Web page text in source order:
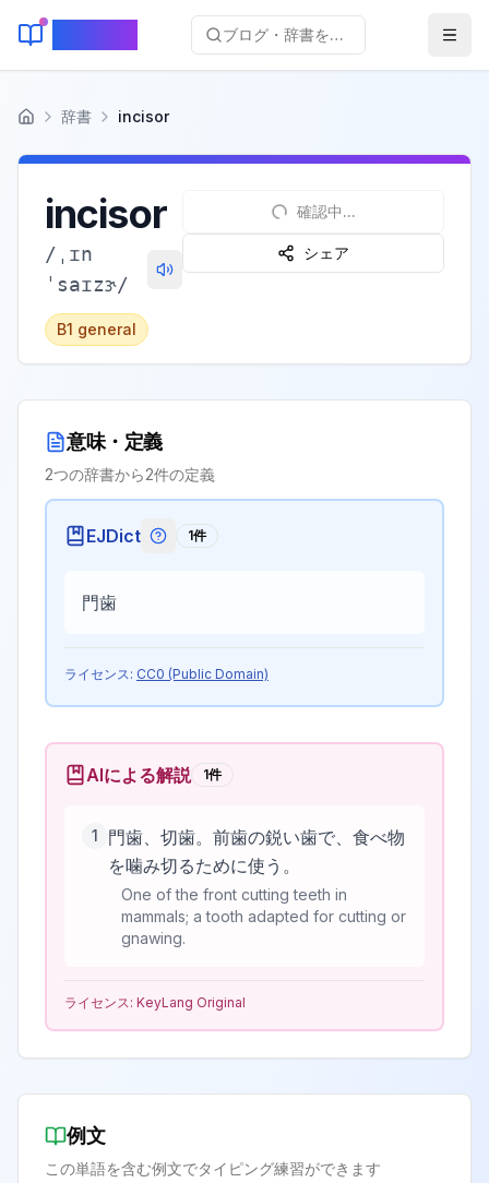
ブログ・辞書を検索...
ホーム 辞書 incisor
incisor
/ ˌɪn
ˈsaɪzɝ/
B1 general
確認中...
シェア
意味・定義
2つの辞書から2件の定義
EJDict EJDictの記号説明
1件
門歯
ライセンス: CC0 (Public Domain)
AIによる解説 1件
1
門歯、切歯。前歯の鋭い歯で、食べ物
を噛み切るために使う。
One of the front cutting teeth in
mammals; a tooth adapted for cutting or
gnawing.
ライセンス: KeyLang Original
例文
この単語を含む例文でタイピング練習ができます